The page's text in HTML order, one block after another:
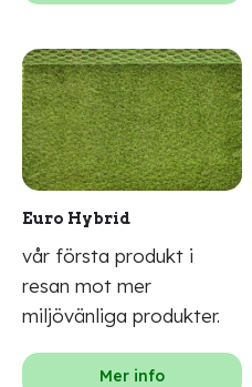
Euro Hybrid
vår första produkt i
resan mot mer
miljövänliga produkter.
Mer info